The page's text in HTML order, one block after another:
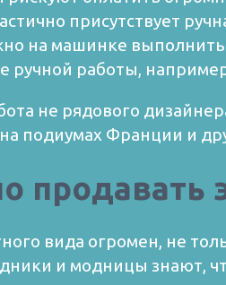
присутствует
на машинке
ручной работы,
не рядового
подиумах Франции и
продавать
вида огромен, не
и модницы знают,